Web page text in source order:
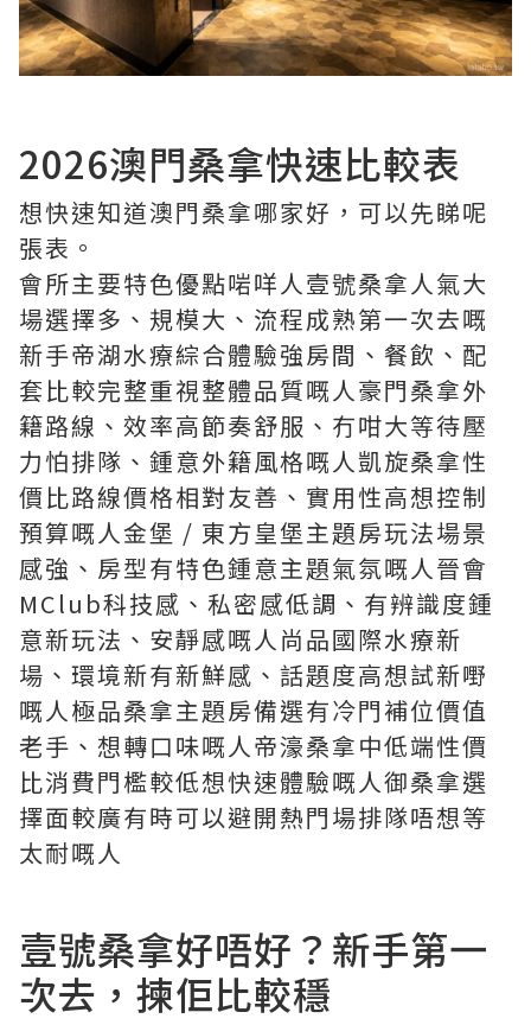
2026澳門桑拿快速比較表
想快速知道澳門桑拿哪家好，可以先睇呢
張表。
會所主要特色優點啱咩人壹號桑拿人氣大
場選擇多、規模大、流程成熟第一次去嘅
新手帝湖水療綜合體驗強房間、餐飲、配
套比較完整重視整體品質嘅人豪門桑拿外
籍路線、效率高節奏舒服、冇咁大等待壓
力怕排隊、鍾意外籍風格嘅人凱旋桑拿性
價比路線價格相對友善、實用性高想控制
預算嘅人金堡 / 東方皇堡主題房玩法場景
感強、房型有特色鍾意主題氣氛嘅人晉會
MClub科技感、私密感低調、有辨識度鍾
意新玩法、安靜感嘅人尚品國際水療新
場、環境新有新鮮感、話題度高想試新嘢
嘅人極品桑拿主題房備選有冷門補位價值
老手、想轉口味嘅人帝濠桑拿中低端性價
比消費門檻較低想快速體驗嘅人御桑拿選
擇面較廣有時可以避開熱門場排隊唔想等
太耐嘅人
壹號桑拿好唔好？新手第一
次去，揀佢比較穩